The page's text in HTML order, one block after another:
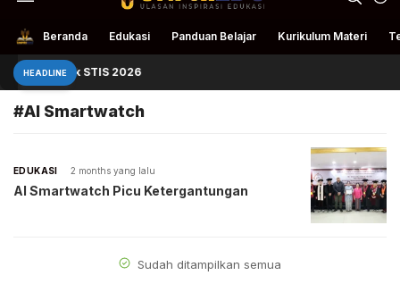
UnpriEdu
Ulasan Inspirasi Edukasi
Beranda Edukasi Panduan Belajar Kurikulum Materi
HEADLINE
Masuk STIS 2026
#AI Smartwatch
EDUKASI 2 months yang lalu
AI Smartwatch Picu Ketergantungan
Sudah ditampilkan semua